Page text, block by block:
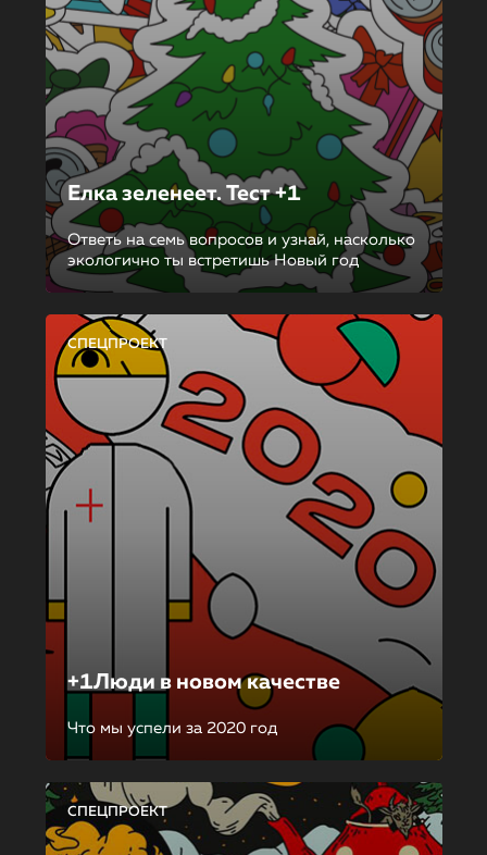
Елка зеленеет. Тест +1
Ответь на семь вопросов и узнай, насколько
экологично ты встретишь Новый год
СПЕЦПРОЕКТ
+1Люди в новом качестве
Что мы успели за 2020 год
СПЕЦПРОЕКТ